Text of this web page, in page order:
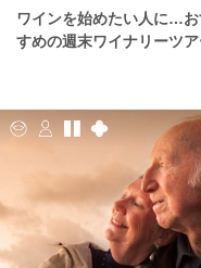
ワインを始めたい人に…
すめの週末ワイナリーツ